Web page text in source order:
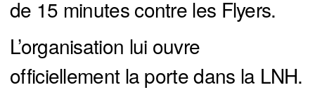
de 15 minutes contre les Flyers.
L’organisation lui ouvre
officiellement la porte dans la LNH.